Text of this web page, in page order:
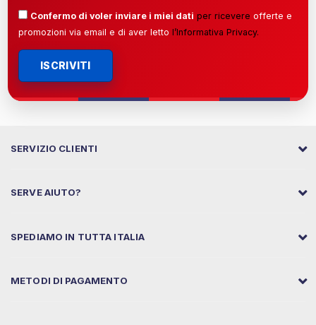
Confermo di voler inviare i miei dati per ricevere offerte e
promozioni via email e di aver letto l’Informativa Privacy.
ISCRIVITI
SERVIZIO CLIENTI
SERVE AIUTO?
SPEDIAMO IN TUTTA ITALIA
METODI DI PAGAMENTO